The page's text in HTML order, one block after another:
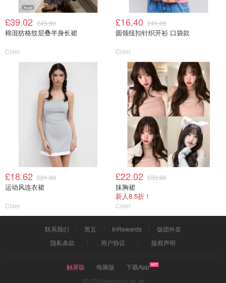
£39.02 £45.90
棉混纺格纹层叠半身长裙
Cider
£16.40 £41.00
圆领纽扣针织开衫 口袋款
Cider
£18.62 £21.90
运动风连衣裙
Cider
£22.02 £33.90
抹胸裙
新人8.5折！
Cider
联系我们 黑五 InRewards
饭团外卖
隐私条款
用户协议 版权声明
触屏版 电脑版
下载App
2017©dealmoon.co.uk